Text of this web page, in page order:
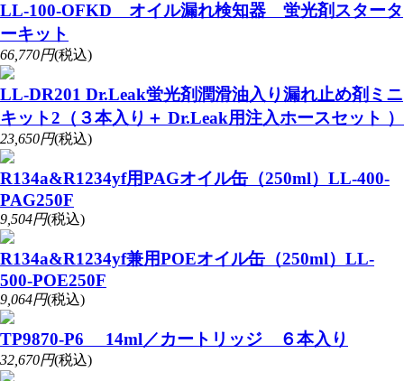
LL-100-OFKD オイル漏れ検知器 蛍光剤スタータ
ーキット
66,770円(税込)
LL-DR201 Dr.Leak蛍光剤潤滑油入り漏れ止め剤ミニ
キット2（３本入り＋ Dr.Leak用注入ホースセット ）
23,650円(税込)
R134a&R1234yf用PAGオイル缶（250ml）LL-400-
PAG250F
9,504円(税込)
R134a&R1234yf兼用POEオイル缶（250ml）LL-
500-POE250F
9,064円(税込)
TP9870-P6 14ml／カートリッジ ６本入り
32,670円(税込)